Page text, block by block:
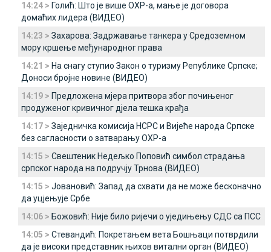
14:24 > Голић: Што је више ОХР-а, мање је договора
домаћих лидера (ВИДЕО)
14:23 > Захарова: Задржавање танкера у Средоземном
мору кршење међународног права
14:21 > На снагу ступио Закон о туризму Републике Српске;
Доноси бројне новине (ВИДЕО)
14:19 > Предложена мјера притвора због почињеног
продуженог кривичног дјела тешка крађа
14:17 > Заједничка комисија НСРС и Вијеће народа Српске
без сагласности о затварању ОХР-а
14:15 > Свештеник Недељко Поповић симбол страдања
српског народа на подручју Трнова (ВИДЕО)
14:15 > Јовановић: Запад да схвати да не може бесконачно
да уцјењује Србе
14:06 > Божовић: Није било ријечи о уједињењу СДС са ПСС
14:05 > Стевандић: Покретањем вета Бошњаци потврдили
да је високи представник њихов витални орган (ВИДЕО)